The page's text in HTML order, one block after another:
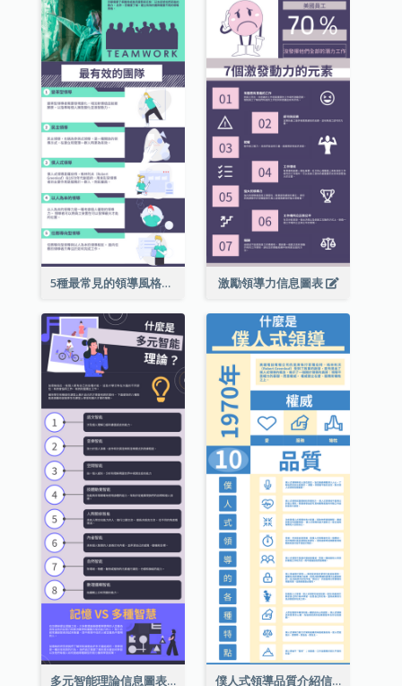
5種最常見的領導風格信息圖表 激勵領導力信息圖表
多元智能理論信息圖表 僕人式領導品質介紹信息圖表